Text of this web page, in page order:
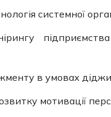
системної
в умовах
мотивації